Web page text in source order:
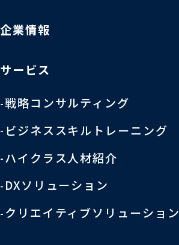
企業情報
サービス
戦略コンサルティング
ビジネススキルトレーニング
ハイクラス人材紹介
DXソリューション
クリエイティブソリューション